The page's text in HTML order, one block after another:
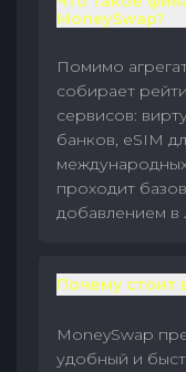
MoneySwap?
Помимо
собирает
сервисов:
банков, eSIM
проходит
добавлением в
Почему стоит
MoneySwap
удобный и